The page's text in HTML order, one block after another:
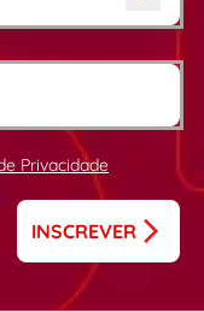
Privacidade
INSCREVER